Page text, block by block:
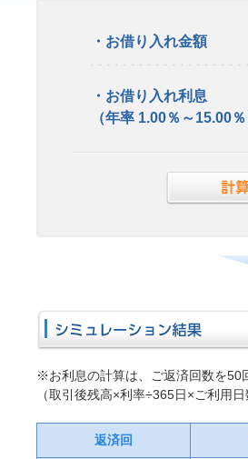
・お借り入れ金額
・お借り入れ利息
（年率 1.00％～15.00％
※お利息の計算は、ご返済回数を50
（取引後残高×利率÷365日×ご利用日
返済回